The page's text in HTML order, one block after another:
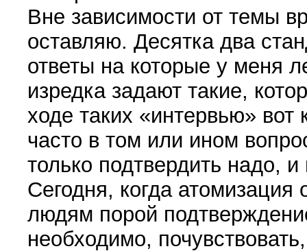
Вне зависимости от темы
оставляю. Десятка два
ответы на которые у меня
изредка задают такие,
ходе таких «интервью» вот
часто в том или ином
только подтвердить надо,
Сегодня, когда
людям порой
необходимо,